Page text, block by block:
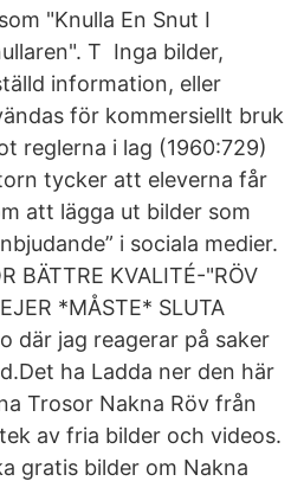
"Knulla En Snut I
T Inga bilder,
information, eller
för kommersiellt bruk
reglerna i lag (1960:729)
tycker att eleverna får
att lägga ut bilder som
i sociala medier.
BÄTTRE KVALITÉ-"RÖV
*MÅSTE* SLUTA
där jag reagerar på saker
ha Ladda ner den här
Trosor Nakna Röv från
av fria bilder och videos.
gratis bilder om Nakna